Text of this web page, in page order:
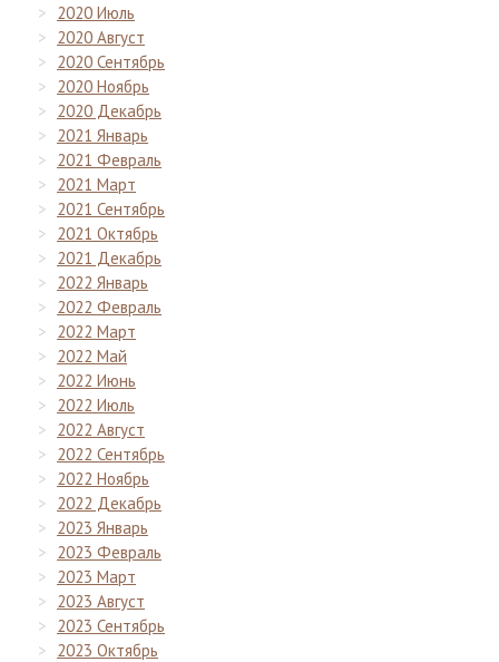
2020 Июль
2020 Август
2020 Сентябрь
2020 Ноябрь
2020 Декабрь
2021 Январь
2021 Февраль
2021 Март
2021 Сентябрь
2021 Октябрь
2021 Декабрь
2022 Январь
2022 Февраль
2022 Март
2022 Май
2022 Июнь
2022 Июль
2022 Август
2022 Сентябрь
2022 Ноябрь
2022 Декабрь
2023 Январь
2023 Февраль
2023 Март
2023 Август
2023 Сентябрь
2023 Октябрь